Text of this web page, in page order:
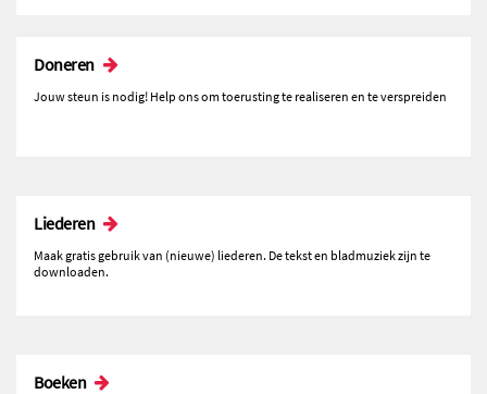
Doneren
Jouw steun is nodig! Help ons om toerusting te realiseren en te verspreiden
Liederen
Maak gratis gebruik van (nieuwe) liederen. De tekst en bladmuziek zijn te
downloaden.
Boeken